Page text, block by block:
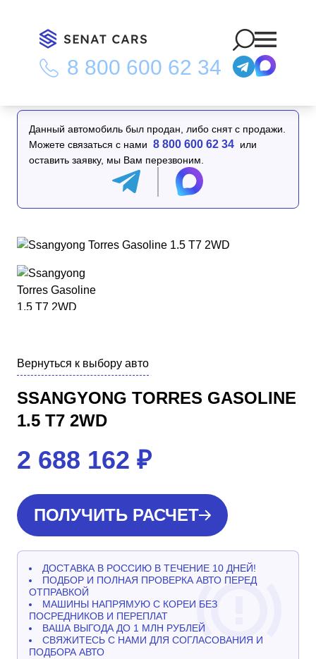
8 800 600 62 34
Главная Каталог/Ssangyong Torres Gasoline 1.5 T7 2WD
Данный автомобиль был продан, либо снят с продажи.
Можете связаться с нами 8 800 600 62 34 или
оставить заявку, мы Вам перезвоним.
Вернуться к выбору авто
SSANGYONG TORRES GASOLINE
1.5 T7 2WD
2 688 162 ₽
ПОЛУЧИТЬ РАСЧЕТ
ДОСТАВКА В РОССИЮ В ТЕЧЕНИЕ 10 ДНЕЙ!
ПОДБОР И ПОЛНАЯ ПРОВЕРКА АВТО ПЕРЕД
ОТПРАВКОЙ
МАШИНЫ НАПРЯМУЮ С КОРЕИ БЕЗ
ПОСРЕДНИКОВ И ПЕРЕПЛАТ
ВАША ВЫГОДА ДО 1 МЛН РУБЛЕЙ
СВЯЖИТЕСЬ С НАМИ ДЛЯ СОГЛАСОВАНИЯ И
ПОДБОРА АВТО